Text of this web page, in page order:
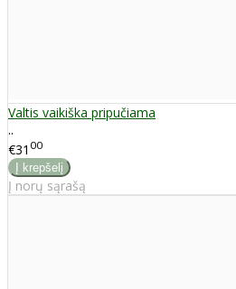
Valtis vaikiška pripučiama
..
€31 00
Į norų sąrašą